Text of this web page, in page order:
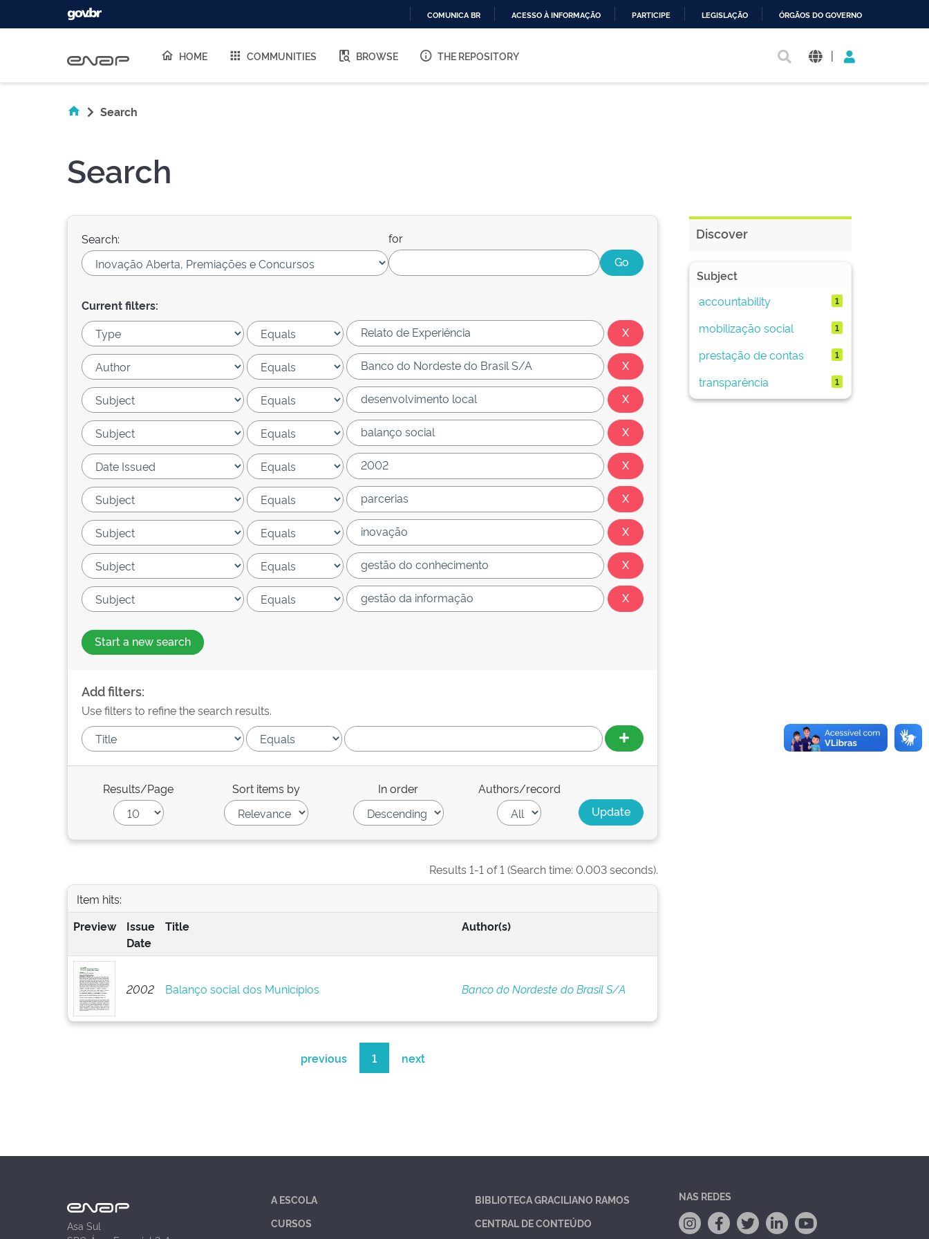
O
COMUNICA BR ACESSO À INFORMAÇÃO PARTICIPE LEGISLAÇÃO ÓRGÃOS DO GOVERNO
HOME COMMUNITIES BROWSE THE REPOSITORY |
Search
Search
Search: for
Current filters:
Start a new search
Add filters:
Use filters to refine the search results.
Results/Page Sort items by In order Authors/record
Results 1-1 of 1 (Search time: 0.003 seconds).
Item hits:
Preview
Issue
Date
Title Author(s)
2002 Balanço social dos Municípios Banco do Nordeste do Brasil S/A
previous 1 next
Discover
Subject
accountability
1
mobilização social 1
prestação de contas 1
transparência 1
Asa Sul
A ESCOLA
CURSOS
BIBLIOTECA GRACILIANO RAMOS
CENTRAL DE CONTEÚDO
NAS REDES